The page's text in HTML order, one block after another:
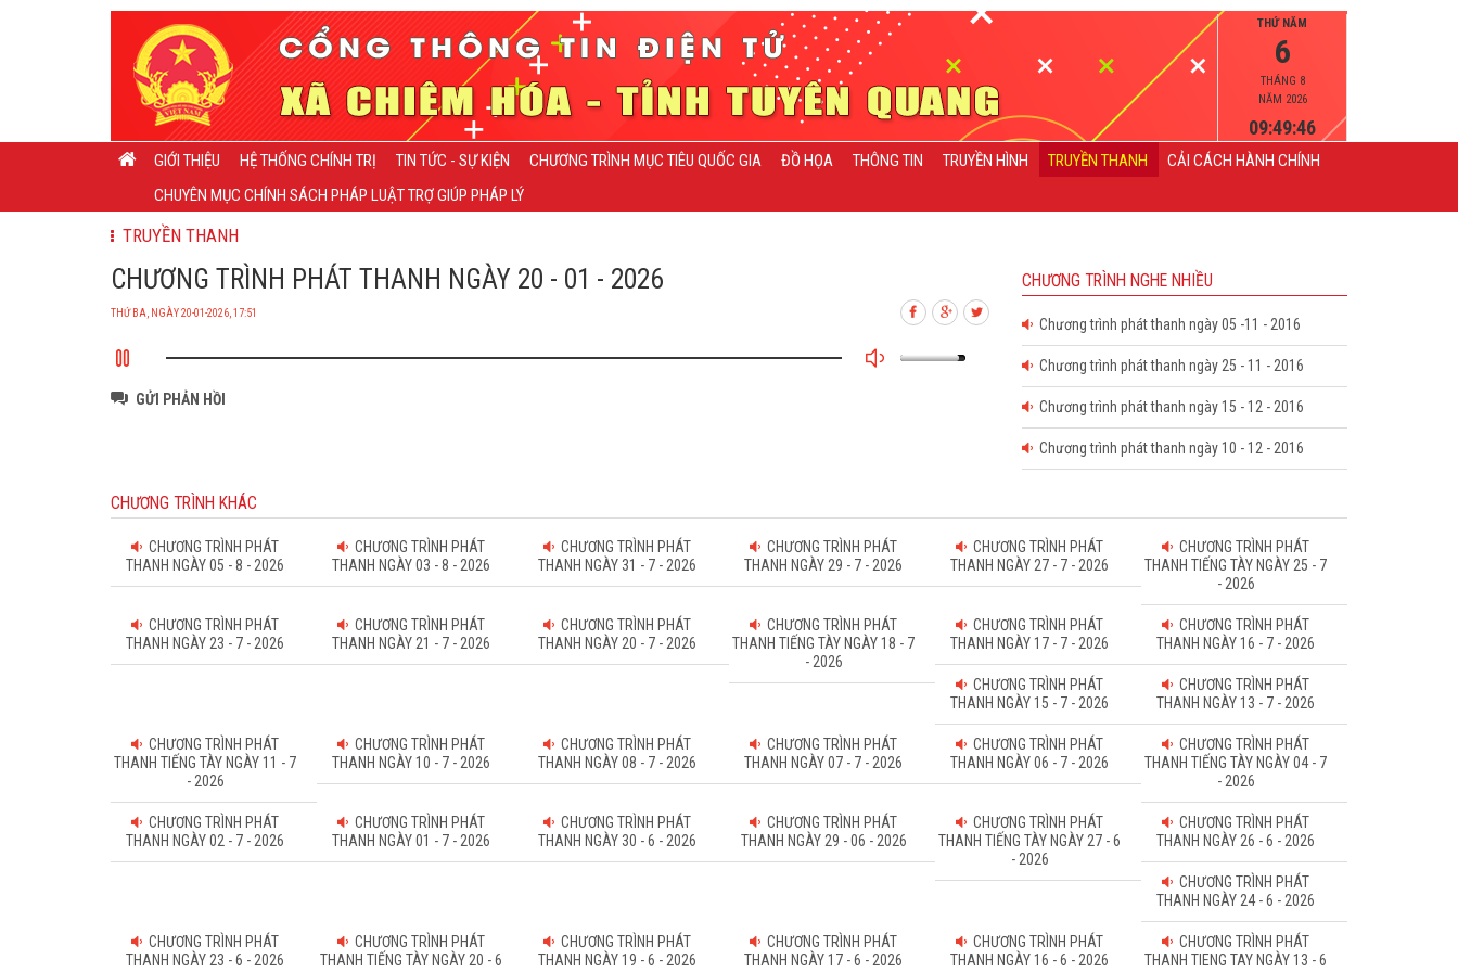
THỨ NĂM
6
THÁNG 8
NĂM 2026
09:49:46
GIỚI THIỆU HỆ THỐNG CHÍNH TRỊ TIN TỨC - SỰ KIỆN CHƯƠNG TRÌNH MỤC TIÊU QUỐC GIA ĐỒ HỌA THÔNG TIN TRUYỀN HÌNH TRUYỀN THANH
CẢI CÁCH HÀNH CHÍNH
CHUYÊN MỤC CHÍNH SÁCH PHÁP LUẬT TRỢ GIÚP PHÁP LÝ
TRUYỀN THANH
CHƯƠNG TRÌNH PHÁT THANH NGÀY 20 - 01 - 2026
THỨ BA, NGÀY 20-01-2026, 17:51
GỬI PHẢN HỒI
CHƯƠNG TRÌNH NGHE NHIỀU
Chương trình phát thanh ngày 05 -11 - 2016
Chương trình phát thanh ngày 25 - 11 - 2016
Chương trình phát thanh ngày 15 - 12 - 2016
Chương trình phát thanh ngày 10 - 12 - 2016
CHƯƠNG TRÌNH KHÁC
CHƯƠNG TRÌNH PHÁT
THANH NGÀY 05 - 8 - 2026
CHƯƠNG TRÌNH PHÁT
THANH NGÀY 03 - 8 - 2026
CHƯƠNG TRÌNH PHÁT
THANH NGÀY 31 - 7 - 2026
CHƯƠNG TRÌNH PHÁT
THANH NGÀY 29 - 7 - 2026
CHƯƠNG TRÌNH PHÁT
THANH NGÀY 27 - 7 - 2026
CHƯƠNG TRÌNH PHÁT
THANH TIẾNG TÀY NGÀY 25 - 7
- 2026
CHƯƠNG TRÌNH PHÁT
THANH NGÀY 23 - 7 - 2026
CHƯƠNG TRÌNH PHÁT
THANH NGÀY 21 - 7 - 2026
CHƯƠNG TRÌNH PHÁT
THANH NGÀY 20 - 7 - 2026
CHƯƠNG TRÌNH PHÁT
THANH TIẾNG TÀY NGÀY 18 - 7
- 2026
CHƯƠNG TRÌNH PHÁT
THANH NGÀY 17 - 7 - 2026
CHƯƠNG TRÌNH PHÁT
THANH NGÀY 16 - 7 - 2026
CHƯƠNG TRÌNH PHÁT
THANH NGÀY 15 - 7 - 2026
CHƯƠNG TRÌNH PHÁT
THANH NGÀY 13 - 7 - 2026
CHƯƠNG TRÌNH PHÁT
THANH TIẾNG TÀY NGÀY 11 - 7
- 2026
CHƯƠNG TRÌNH PHÁT
THANH NGÀY 10 - 7 - 2026
CHƯƠNG TRÌNH PHÁT
THANH NGÀY 08 - 7 - 2026
CHƯƠNG TRÌNH PHÁT
THANH NGÀY 07 - 7 - 2026
CHƯƠNG TRÌNH PHÁT
THANH NGÀY 06 - 7 - 2026
CHƯƠNG TRÌNH PHÁT
THANH TIẾNG TÀY NGÀY 04 - 7
- 2026
CHƯƠNG TRÌNH PHÁT
THANH NGÀY 02 - 7 - 2026
CHƯƠNG TRÌNH PHÁT
THANH NGÀY 01 - 7 - 2026
CHƯƠNG TRÌNH PHÁT
THANH NGÀY 30 - 6 - 2026
CHƯƠNG TRÌNH PHÁT
THANH NGÀY 29 - 06 - 2026
CHƯƠNG TRÌNH PHÁT
THANH TIẾNG TÀY NGÀY 27 - 6
- 2026
CHƯƠNG TRÌNH PHÁT
THANH NGÀY 26 - 6 - 2026
CHƯƠNG TRÌNH PHÁT
THANH NGÀY 24 - 6 - 2026
CHƯƠNG TRÌNH PHÁT
THANH NGÀY 23 - 6 - 2026
CHƯƠNG TRÌNH PHÁT
THANH TIẾNG TÀY NGÀY 20 - 6
CHƯƠNG TRÌNH PHÁT
THANH NGÀY 19 - 6 - 2026
CHƯƠNG TRÌNH PHÁT
THANH NGÀY 17 - 6 - 2026
CHƯƠNG TRÌNH PHÁT
THANH NGÀY 16 - 6 - 2026
CHƯƠNG TRÌNH PHÁT
THANH TIENG TAY NGÀY 13 - 6